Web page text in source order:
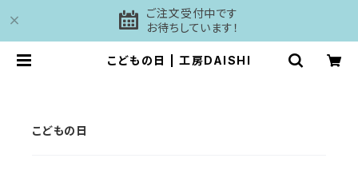
ご注文受付中です
お待ちしています！
こどもの日 | 工房DAISHI
こどもの日